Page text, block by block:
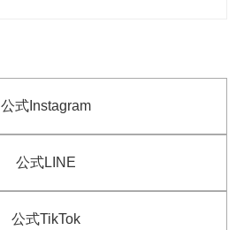
公式Instagram
公式LINE
公式TikTok